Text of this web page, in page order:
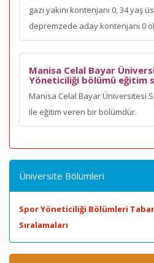
gazi yakını kontenjanı 0, 34 yaş
depremzede aday kontenjanı 0
Manisa Celal Bayar
Yöneticiliği bölümü eğitim
Manisa Celal Bayar Üniversitesi
ile eğitim veren bir bölümdür.
Üniversite Bölümleri
Spor Yöneticiliği Bölümleri Taban
Sıralamaları